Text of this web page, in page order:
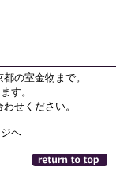
の室金物まで。
す。
せください。
へ